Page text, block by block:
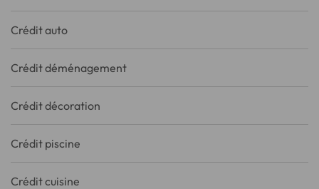
Crédit auto
Crédit déménagement
Crédit décoration
Crédit piscine
Crédit cuisine